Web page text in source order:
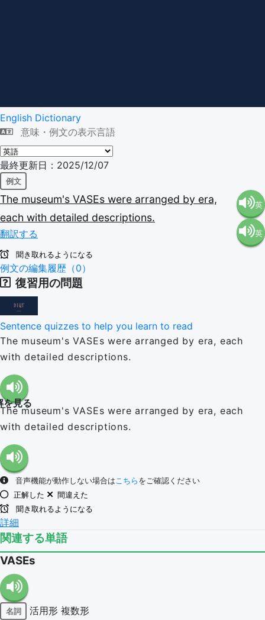
English Dictionary
意味・例文の表示言語
最終更新日：2025/12/07
例文
The museum's VASEs were arranged by era,
each with detailed descriptions.
翻訳する
英
語（米
英
聞き取れるようになる
例文の編集履歴（0）
復習用の問題
Sentence quizzes to help you learn to read
The museum's VASEs were arranged by era, each
with detailed descriptions.
を見る
The museum's VASEs were arranged by era, each
with detailed descriptions.
音声機能が動作しない場合はこちら をご確認ください
正解した
間違えた
聞き取れるようになる
詳細
関連する単語
VASEs
名詞 活用形 複数形